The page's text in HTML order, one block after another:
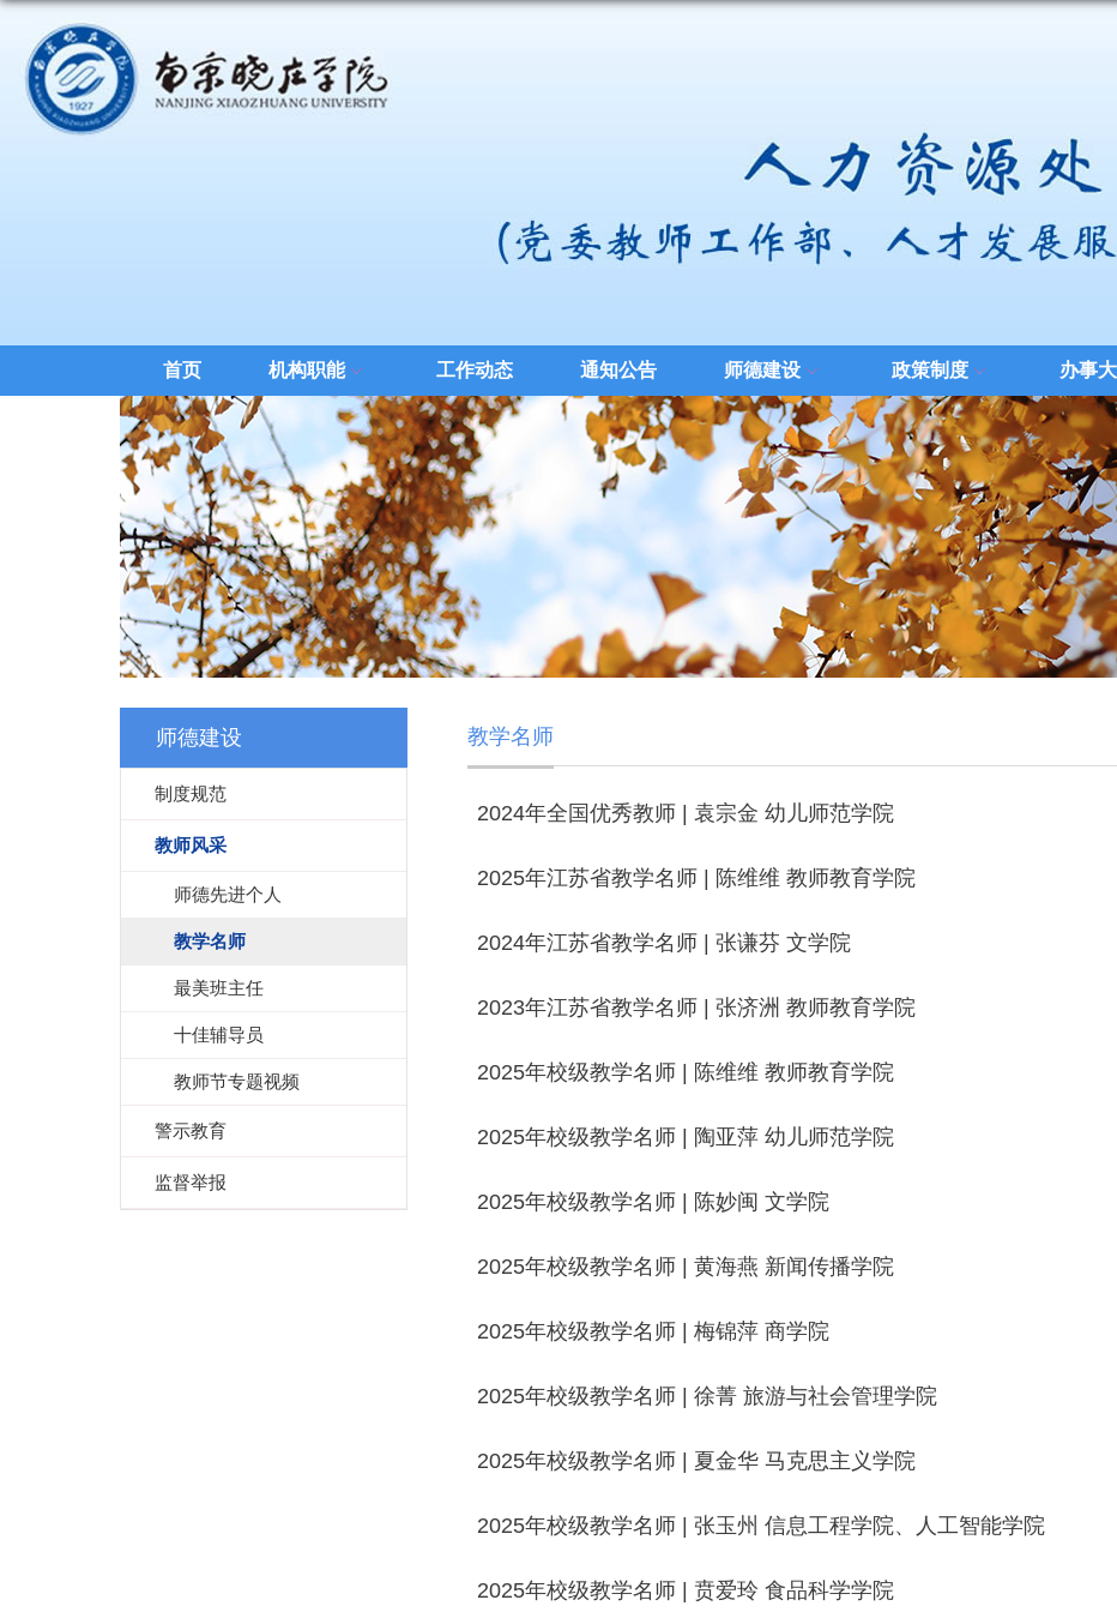
首页 机构职能 工作动态 通知公告 师德建设 政策制度 办事
师德建设
制度规范
教师风采
师德先进个人
教学名师
最美班主任
十佳辅导员
教师节专题视频
警示教育
监督举报
教学名师
2024年全国优秀教师 | 袁宗金 幼儿师范学院
2025年江苏省教学名师 | 陈维维 教师教育学院
2024年江苏省教学名师 | 张谦芬 文学院
2023年江苏省教学名师 | 张济洲 教师教育学院
2025年校级教学名师 | 陈维维 教师教育学院
2025年校级教学名师 | 陶亚萍 幼儿师范学院
2025年校级教学名师 | 陈妙闽 文学院
2025年校级教学名师 | 黄海燕 新闻传播学院
2025年校级教学名师 | 梅锦萍 商学院
2025年校级教学名师 | 徐菁 旅游与社会管理学院
2025年校级教学名师 | 夏金华 马克思主义学院
2025年校级教学名师 | 张玉州 信息工程学院、人工智能学院
2025年校级教学名师 | 贲爱玲 食品科学学院